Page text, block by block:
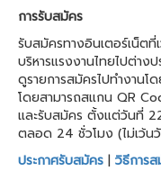
การรับสมัคร
รับสมัครทางอินเตอร์เน็ตที่
บริหารแรงงานไทยไปต่าง
ดูรายการสมัครไปทำงาน
โดยสามารถสแกน QR
และรับสมัคร ตั้งแต่วันที่
ตลอด 24 ชั่วโมง (ไม่เว้น
ประกาศรับสมัคร | วิธีการ